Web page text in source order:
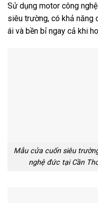
Sử dụng motor công
siêu trường, có khả năng
ái và bền bỉ ngay cả khi
Mẫu cửa cuốn siêu
nghệ đức tại Cần